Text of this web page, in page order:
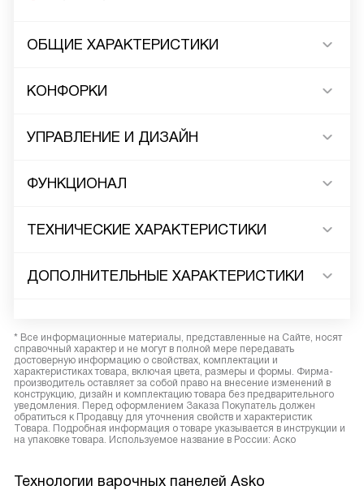
ОБЩИЕ ХАРАКТЕРИСТИКИ
КОНФОРКИ
УПРАВЛЕНИЕ И ДИЗАЙН
ФУНКЦИОНАЛ
ТЕХНИЧЕСКИЕ ХАРАКТЕРИСТИКИ
ДОПОЛНИТЕЛЬНЫЕ ХАРАКТЕРИСТИКИ
* Все информационные материалы, представленные на Сайте, носят
справочный характер и не могут в полной мере передавать
достоверную информацию о свойствах, комплектации и
характеристиках товара, включая цвета, размеры и формы. Фирма-
производитель оставляет за собой право на внесение изменений в
конструкцию, дизайн и комплектацию товара без предварительного
уведомления. Перед оформлением Заказа Покупатель должен
обратиться к Продавцу для уточнения свойств и характеристик
Товара. Подробная информация о товаре указывается в инструкции и
на упаковке товара. Используемое название в России: Аско
Технологии варочных панелей Asko